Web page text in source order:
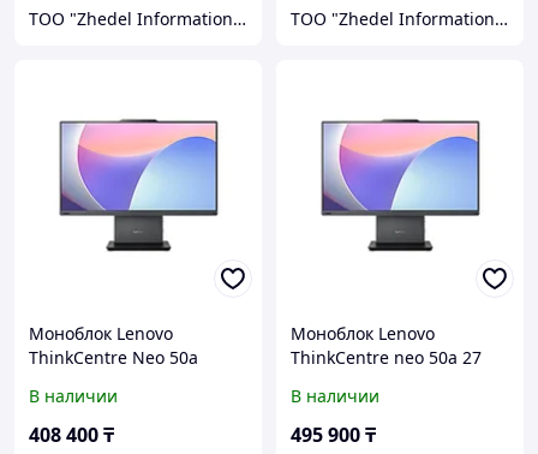
ТОО "Zhedel Information Systems" ТОО "Zhedel Information Systems"
Моноблок Lenovo
ThinkCentre Neo 50a
В наличии
408 400₸
Моноблок Lenovo
ThinkCentre neo 50a 27
В наличии
495 900₸